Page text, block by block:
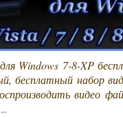
Windows 7-8-XP
бесплатный набор
видео